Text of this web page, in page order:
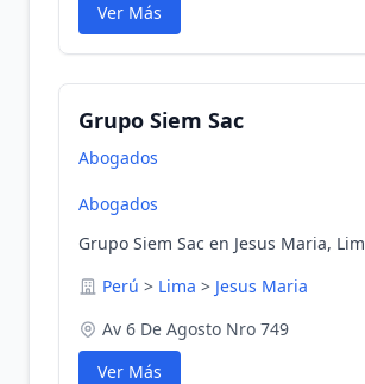
Ver Más
Grupo Siem Sac
Abogados
Abogados
Grupo Siem Sac en Jesus Maria,
Perú > Lima > Jesus Maria
Av 6 De Agosto Nro 749
Ver Más